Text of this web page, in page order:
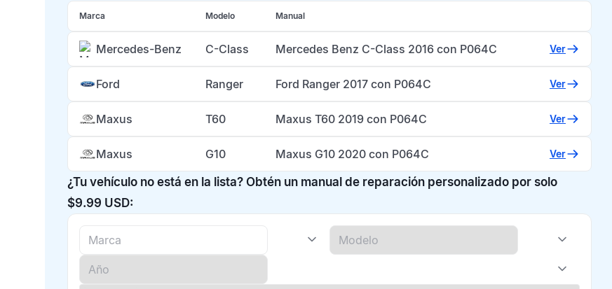
Marca Modelo Manual
Mercedes-Benz C-Class Mercedes Benz C-Class 2016 con P064C Ver
Ford Ranger Ford Ranger 2017 con P064C Ver
Maxus T60 Maxus T60 2019 con P064C Ver
Maxus G10 Maxus G10 2020 con P064C Ver
¿Tu vehículo no está en la lista? Obtén un manual de reparación personalizado por solo
$9.99 USD: